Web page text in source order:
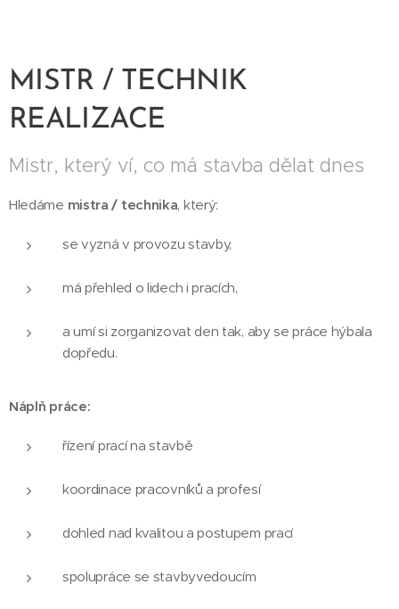
MISTR / TECHNIK
REALIZACE
Mistr, který ví, co má stavba dělat dnes
Hledáme mistra / technika, který:
se vyzná v provozu stavby,
má přehled o lidech i pracích,
a umí si zorganizovat den tak, aby se práce hýbala
dopředu.
Náplň práce:
řízení prací na stavbě
koordinace pracovníků a profesí
dohled nad kvalitou a postupem prací
spolupráce se stavbyvedoucím